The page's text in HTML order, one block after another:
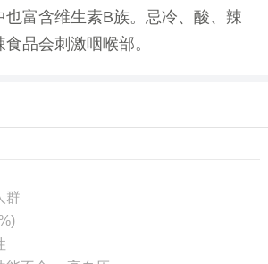
也富含维生素B族。忌冷、酸、辣
品会刺激咽喉部。
群